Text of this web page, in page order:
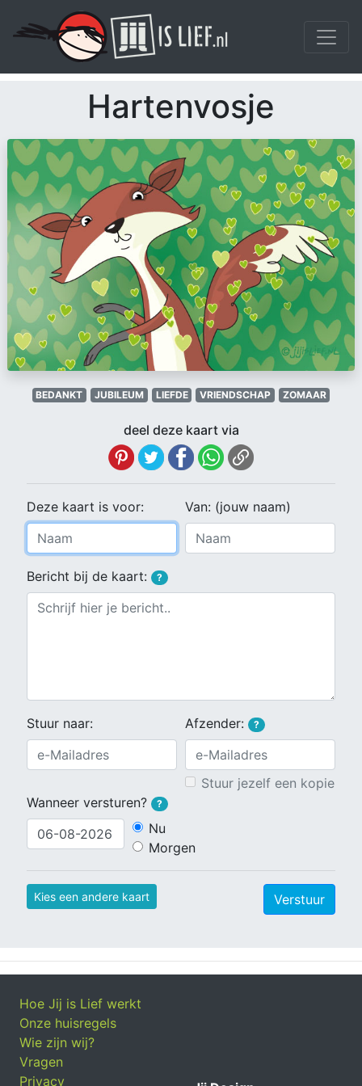
Hartenvosje
BEDANKT JUBILEUM LIEFDE VRIENDSCHAP ZOMAAR
deel deze kaart via
Deze kaart is voor: Van: (jouw naam)
Bericht bij de kaart: ?
Stuur naar: Afzender: ?
Stuur jezelf een kopie
Wanneer versturen?
?
Nu
Morgen
Kies een andere kaart Verstuur
Hoe Jij is Lief werkt
Onze huisregels
Wie zijn wij?
Vragen
Privacy